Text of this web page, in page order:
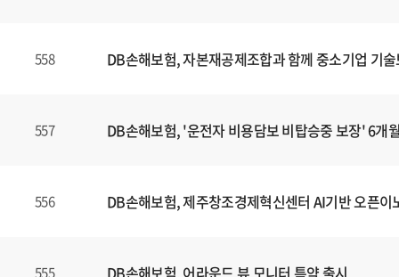
558 DB손해보험, 자본재공제조합과 함께 중소기업 기
557 DB손해보험, '운전자 비용담보 비탑승중 보장' 6개
556 DB손해보험, 제주창조경제혁신센터 AI기반 오픈
555 DB손해보험, 어라운드 뷰 모니터 특약 출시